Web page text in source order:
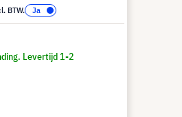
BTW.
Levertijd 1-2